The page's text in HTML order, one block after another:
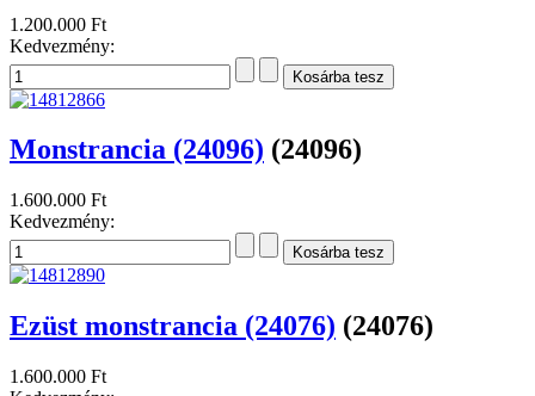
1.200.000 Ft
Kedvezmény:
Monstrancia (24096) (24096)
1.600.000 Ft
Kedvezmény:
Ezüst monstrancia (24076) (24076)
1.600.000 Ft